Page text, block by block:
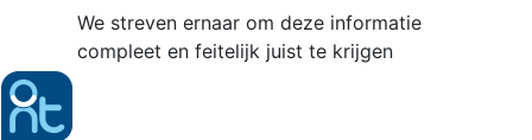
We streven ernaar om deze informatie
compleet en feitelijk juist te krijgen